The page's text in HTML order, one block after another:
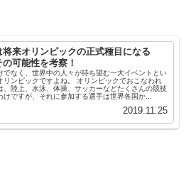
将来オリンピックの正式種目になる
可能性を考察！
でなく、世界中の人々が待ち望む一大イベントとい
リンピックですよね。 オリンピックでおこなわれ
、陸上、水泳、体操、サッカーなどたくさんの競技
けですが、それに参加する選手は世界各国か...
2019.11.25